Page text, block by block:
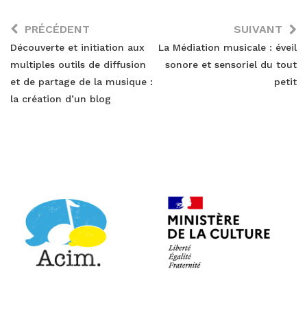
PRÉCÉDENT
Découverte et initiation aux
multiples outils de diffusion
et de partage de la musique :
la création d’un blog
SUIVANT
La Médiation musicale : éveil
sonore et sensoriel du tout
petit